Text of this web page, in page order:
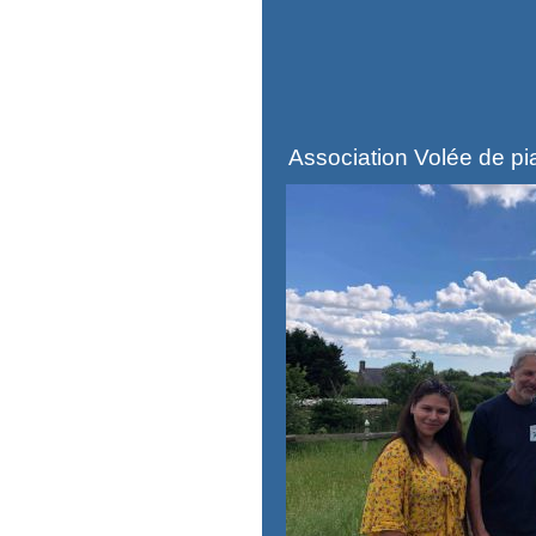
Association Volée de